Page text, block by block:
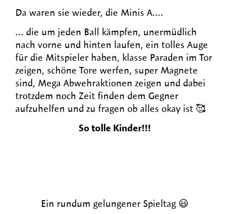
Da waren sie wieder, die Minis A….
… die um jeden Ball kämpfen, unermüdlich
nach vorne und hinten laufen, ein tolles Auge
für die Mitspieler haben, klasse Paraden im Tor
zeigen, schöne Tore werfen, super Magnete
sind, Mega Abwehraktionen zeigen und dabei
trotzdem noch Zeit finden dem Gegner
aufzuhelfen und zu fragen ob alles okay ist 🥰
So tolle Kinder!!!
Ein rundum gelungener Spieltag 😃